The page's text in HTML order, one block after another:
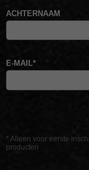
* Alleen voor eerste
producten
ACHTERNAAM
E-MAIL*